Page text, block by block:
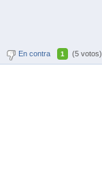
En contra 1 (5 votos)